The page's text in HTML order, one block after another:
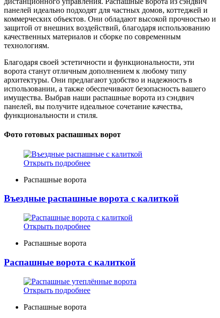
панелей идеально подходят для частных домов, коттеджей и
коммерческих объектов. Они обладают высокой прочностью и
защитой от внешних воздействий, благодаря использованию
качественных материалов и сборке по современным
технологиям.
Благодаря своей эстетичности и функциональности, эти
ворота станут отличным дополнением к любому типу
архитектуры. Они предлагают удобство и надежность в
использовании, а также обеспечивают безопасность вашего
имущества. Выбрав наши распашные ворота из сэндвич
панелей, вы получите идеальное сочетание качества,
функциональности и стиля.
Фото готовых распашных ворот
Открыть подробнее
Распашные ворота
Въездные распашные ворота с калиткой
Открыть подробнее
Распашные ворота
Распашные ворота с калиткой
Открыть подробнее
Распашные ворота